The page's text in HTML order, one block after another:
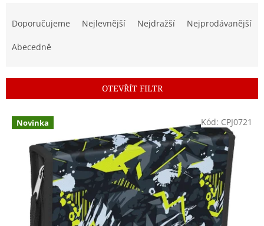
r
o
d
Doporučujeme Nejlevnější Nejdražší Nejprodávanější
Abecedně
OTEVŘÍT FILTR
V Novinka Kód: CPJ0721